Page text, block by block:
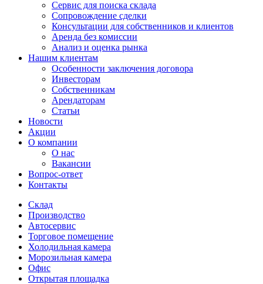
Сервис для поиска склада
Сопровождение сделки
Консультации для собственников и клиентов
Аренда без комиссии
Анализ и оценка рынка
Нашим клиентам
Особенности заключения договора
Инвесторам
Собственникам
Арендаторам
Статьи
Новости
Акции
О компании
О нас
Вакансии
Вопрос-ответ
Контакты
Склад
Производство
Автосервис
Торговое помещение
Холодильная камера
Морозильная камера
Офис
Открытая площадка